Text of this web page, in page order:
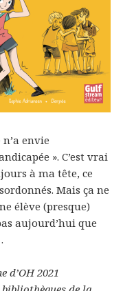
envie
». C’est vrai
à ma tête, ce
Mais ça ne
élève (presque)
aujourd’hui que
d’OH 2021